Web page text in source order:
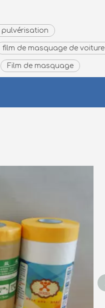
film de masquage de voiture
Film de masquage